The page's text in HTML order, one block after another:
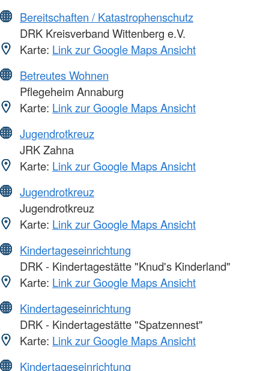
Bereitschaften / Katastrophenschutz
DRK Kreisverband Wittenberg e.V.
Karte: Link zur Google Maps Ansicht
Betreutes Wohnen
Pflegeheim Annaburg
Karte: Link zur Google Maps Ansicht
Jugendrotkreuz
JRK Zahna
Karte: Link zur Google Maps Ansicht
Jugendrotkreuz
Jugendrotkreuz
Karte: Link zur Google Maps Ansicht
Kindertageseinrichtung
DRK - Kindertagestätte "Knud's Kinderland"
Karte: Link zur Google Maps Ansicht
Kindertageseinrichtung
DRK - Kindertagestätte "Spatzennest"
Karte: Link zur Google Maps Ansicht
Kindertageseinrichtung